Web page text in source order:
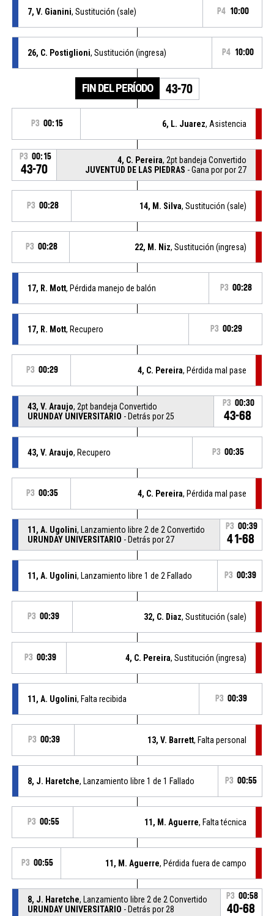
7, V. Gianini, Sustitución (sale) P4 10:00
26, C. Postiglioni, Sustitución (ingresa) P4 10:00
FIN DEL PERÍODO 43-70
P3 00:15 6, L. Juarez, Asistencia
P3 00:15
43-70
4, C. Pereira, 2pt bandeja Convertido
JUVENTUD DE LAS PIEDRAS - Gana por por 27
P3 00:28 14, M. Silva, Sustitución (sale)
P3 00:28 22, M. Niz, Sustitución (ingresa)
17, R. Mott, Pérdida manejo de balón P3 00:28
17, R. Mott, Recupero P3 00:29
P3 00:29 4, C. Pereira, Pérdida mal pase
43, V. Araujo, 2pt bandeja Convertido
URUNDAY UNIVERSITARIO - Detrás por 25
P3 00:30
43-68
43, V. Araujo, Recupero P3 00:35
P3 00:35 4, C. Pereira, Pérdida mal pase
11, A. Ugolini, Lanzamiento libre 2 de 2 Convertido
URUNDAY UNIVERSITARIO - Detrás por 27
P3 00:39
41-68
11, A. Ugolini, Lanzamiento libre 1 de 2 Fallado P3 00:39
P3 00:39 32, C. Diaz, Sustitución (sale)
P3 00:39 4, C. Pereira, Sustitución (ingresa)
11, A. Ugolini, Falta recibida P3 00:39
P3 00:39 13, V. Barrett, Falta personal
8, J. Haretche, Lanzamiento libre 1 de 1 Fallado P3 00:55
P3 00:55 11, M. Aguerre, Falta técnica
P3 00:55 11, M. Aguerre, Pérdida fuera de campo
8, J. Haretche, Lanzamiento libre 2 de 2 Convertido
URUNDAY UNIVERSITARIO - Detrás por 28
P3 00:58
40-68